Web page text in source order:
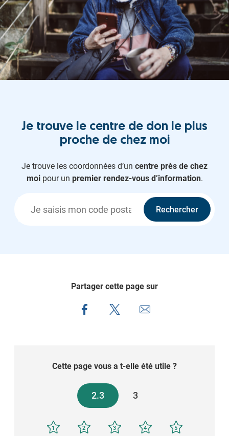
Je trouve le centre de don le plus
proche de chez moi
Je trouve les coordonnées d’un centre près de chez
moipour un premier rendez-vous d’information.
Rechercher
Partager cette page sur
Cette page vous a t-elle été utile ?
2.3 3
1
2
3
4
5